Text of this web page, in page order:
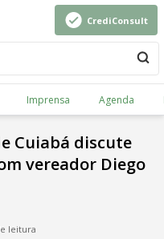
CrediConsult
Imprensa Agenda
Cuiabá discute
vereador Diego
leitura